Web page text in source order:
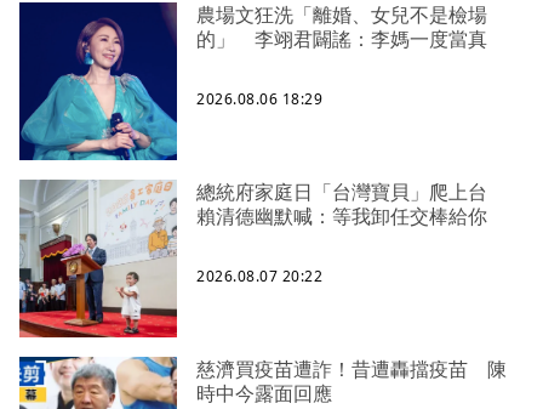
農場文狂洗「離婚、女兒不是檢場
的」 李翊君闢謠：李媽一度當真
2026.08.06 18:29
總統府家庭日「台灣寶貝」爬上台
賴清德幽默喊：等我卸任交棒給你
2026.08.07 20:22
慈濟買疫苗遭詐！昔遭轟擋疫苗 陳
時中今露面回應